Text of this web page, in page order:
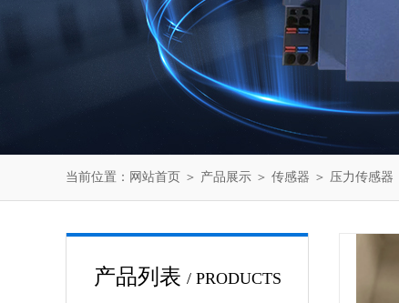
当前位置： 网站首页 ＞ 产品展示 ＞ 传感器 ＞ 压力传感器
产品列表 / PRODUCTS